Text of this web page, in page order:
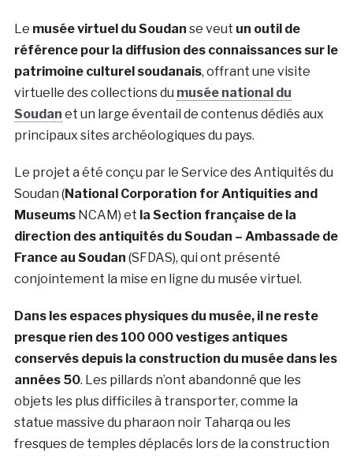
Le musée virtuel du Soudan se veut un outil de
référence pour la diffusion des connaissances sur le
patrimoine culturel soudanais, offrant une visite
virtuelle des collections du musée national du
Soudan et un large éventail de contenus dédiés aux
principaux sites archéologiques du pays.
Le projet a été conçu par le Service des Antiquités du
Soudan (National Corporation for Antiquities and
Museums NCAM) et la Section française de la
direction des antiquités du Soudan – Ambassade de
France au Soudan (SFDAS), qui ont présenté
conjointement la mise en ligne du musée virtuel.
Dans les espaces physiques du musée, il ne reste
presque rien des 100 000 vestiges antiques
conservés depuis la construction du musée dans les
années 50. Les pillards n’ont abandonné que les
objets les plus difficiles à transporter, comme la
statue massive du pharaon noir Taharqa ou les
fresques de temples déplacés lors de la construction